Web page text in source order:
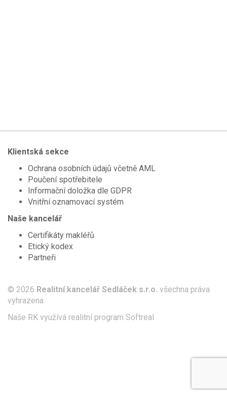
Klientská sekce
Ochrana osobních údajů včetně AML
Poučení spotřebitele
Informační doložka dle GDPR
Vnitřní oznamovací systém
Naše kancelář
Certifikáty makléřů
Etický kodex
Partneři
© 2026 Realitní kancelář Sedláček s.r.o. všechna práva
vyhrazena
Naše RK využívá realitní program Softreal